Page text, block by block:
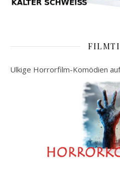
Ulkige Horrorfilm-Komödien